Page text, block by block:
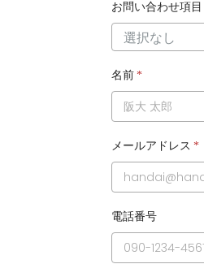
お問い合わせ項目
名前 *
メールアドレス *
電話番号